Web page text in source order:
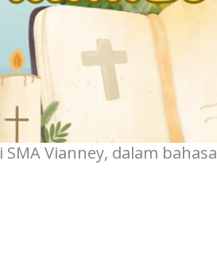
Vianney, dalam bahasa